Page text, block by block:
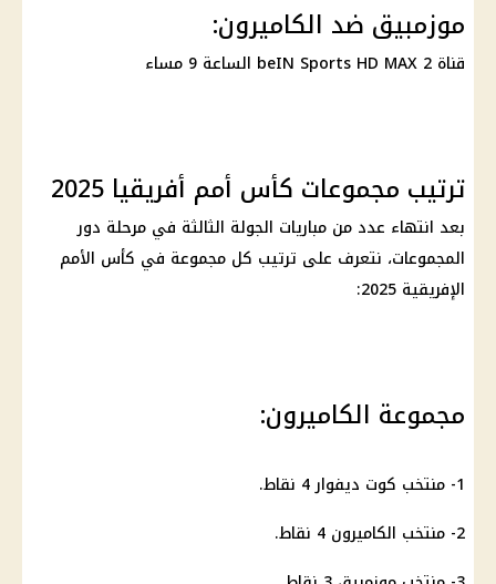
موزمبيق ضد الكاميرون:
قناة beIN Sports HD MAX 2 الساعة 9 مساء
ترتيب مجموعات كأس أمم أفريقيا 2025
بعد انتهاء عدد من مباريات الجولة الثالثة في مرحلة دور
المجموعات، نتعرف على ترتيب كل مجموعة في كأس الأمم
الإفريقية 2025:
مجموعة الكاميرون:
1- منتخب كوت ديفوار 4 نقاط.
2- منتخب الكاميرون 4 نقاط.